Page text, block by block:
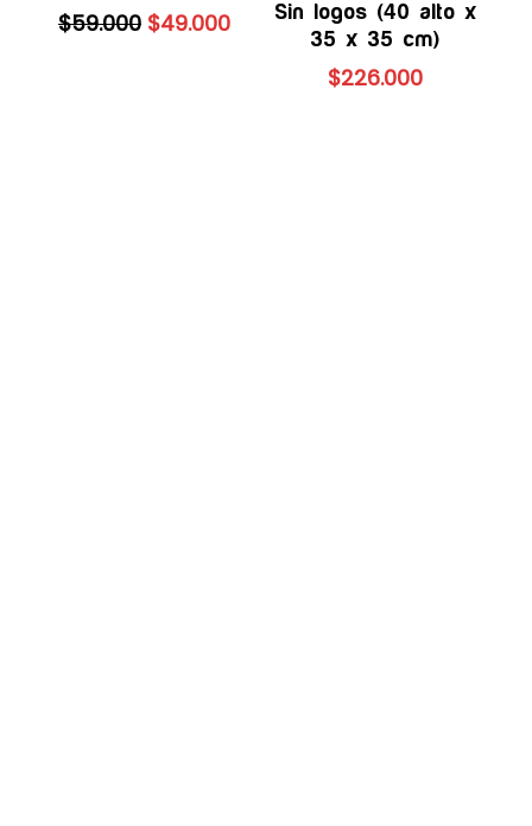
$59.000 El
$49.000El
Sin logos (40 alto x
35 x 35 cm)
$226.000